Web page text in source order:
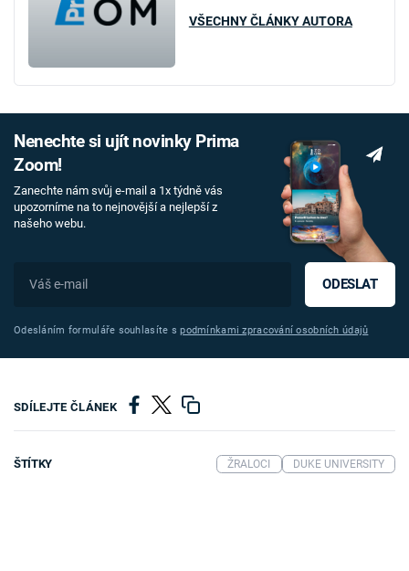
VŠECHNY ČLÁNKY AUTORA
Nenechte si ujít novinky Prima
Zoom!
Zanechte nám svůj e-mail a 1x týdně vás
upozorníme na to nejnovější a nejlepší z
našeho webu.
ODESLAT
Odesláním formuláře souhlasíte spodmínkami zpracování osobních údajů
SDÍLEJTE ČLÁNEK
ŠTÍTKY ŽRALOCI DUKE UNIVERSITY